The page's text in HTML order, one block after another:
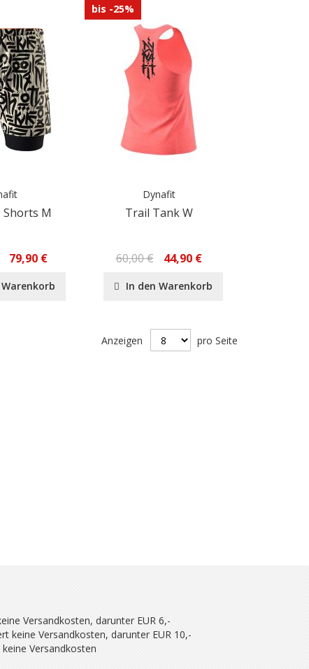
M
79,90 €
bis -25%
Dynafit
Trail Tank W
60,00 € 44,90 €
In den Warenkorb
Anzeigen pro Seite
Versandkosten, darunter EUR 6,-
keine Versandkosten, darunter EUR 10,-
Versandkosten